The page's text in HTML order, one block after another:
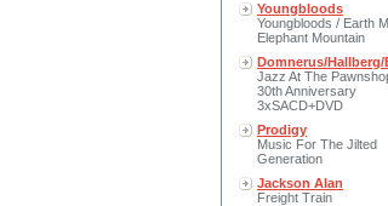
Youngbloods
Youngbloods / Earth
Elephant Mountain
Domnerus/Hallberg/
Jazz At The
30th Anniversary
3xSACD+DVD
Prodigy
Music For The Jilted
Generation
Jackson Alan
Freight Train